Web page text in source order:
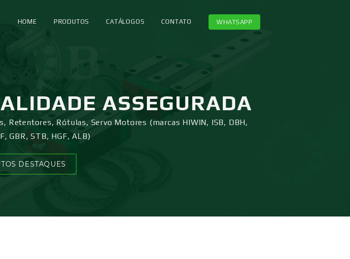
HOME PRODUTOS CATÁLOGOS CONTATO WHATSAPP
ASSEGURADA
Retentores, Rótulas, Servo Motores (marcas HIWIN, ISB, DBH,
GBR, STB, HGF, ALB)
DESTAQUES